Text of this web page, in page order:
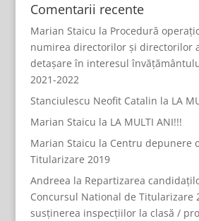
Comentarii recente
Marian Staicu la Procedură
numirea directorilor și directorilor
detașare în interesul
2021-2022
Stanciulescu Neofit Catalin la LA
Marian Staicu la LA MULTI ANI!!!
Marian Staicu la Centru depunere
Titularizare 2019
Andreea la Repartizarea
Concursul National de Titularizare
susținerea inspecțiilor la clasă /